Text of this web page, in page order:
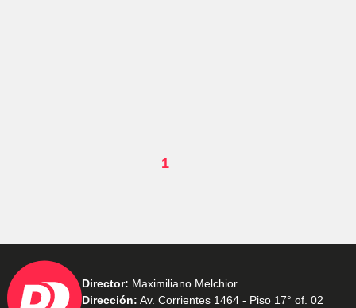
1
Director: Maximiliano Melchior
Dirección: Av. Corrientes 1464 - Piso 17° of. 02